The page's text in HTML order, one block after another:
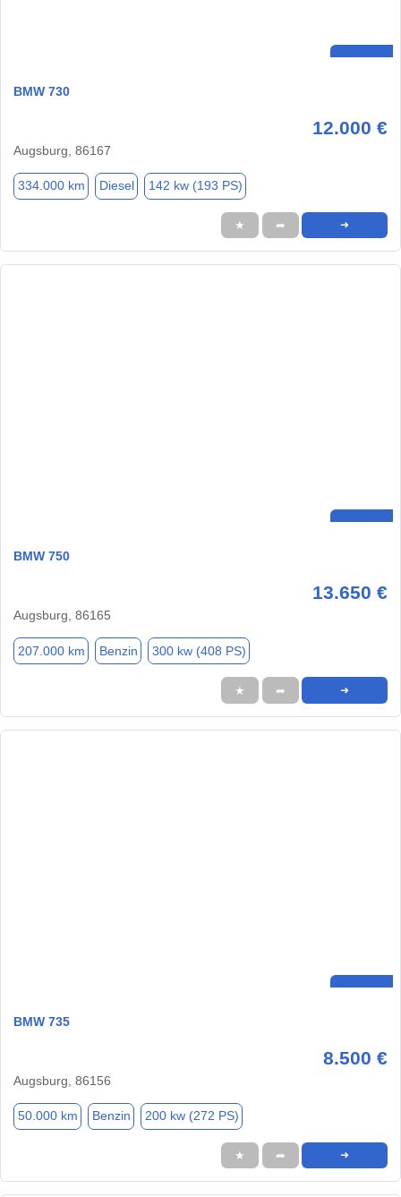
BMW 730
12.000 €
Augsburg, 86167
334.000 km Diesel 142 kw (193 PS)
★ ➦ ➜
BMW 750
13.650 €
Augsburg, 86165
207.000 km Benzin 300 kw (408 PS)
★ ➦ ➜
BMW 735
8.500 €
Augsburg, 86156
50.000 km Benzin 200 kw (272 PS)
★ ➦ ➜